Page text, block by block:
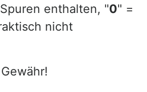
enthalten, "0" =
nicht